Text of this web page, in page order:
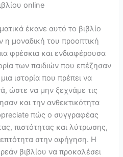
online
έκανε αυτό το βιβλίο
η μοναδική του προοπτική
φρέσκια και ενδιαφέρουσα
των παιδιών που επέζησαν
ιστορία που πρέπει να
ώστε να μην ξεχνάμε τις
και την ανθεκτικότητα
πώς ο συγγραφέας
πιστότητας και λύτρωσης,
στην αφήγηση. Η
βιβλίου να προκαλέσει